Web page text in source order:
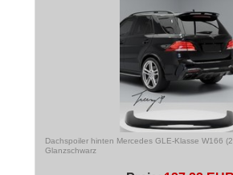
Dachspoiler hinten Mercedes GLE-Klasse W166
Glanzschwarz